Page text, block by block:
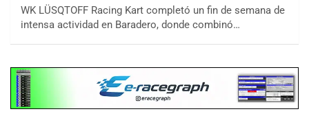
WK LÜSQTOFF Racing Kart completó un fin de semana de
intensa actividad en Baradero, donde combinó…
08/09-AGO
IAME SERIES ARGENTINA 6
Ramiro Tot (Asfalto)
KDO - F6
Ciudad de Trenque Lauquen (Asfalto)
Trenque Lauquen (Buenos Aires)